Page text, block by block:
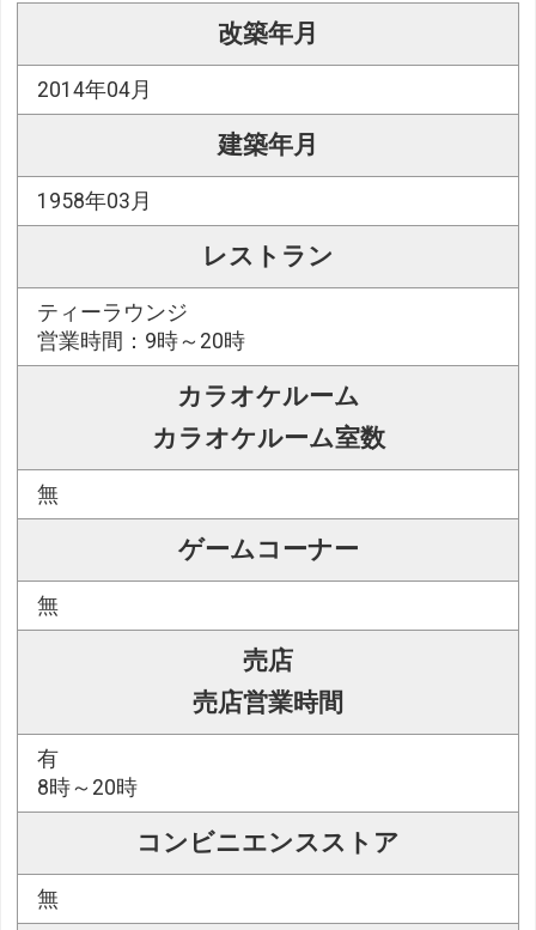
改築年月
2014年04月
建築年月
1958年03月
レストラン
ティーラウンジ
営業時間：9時～20時
カラオケルーム
カラオケルーム室数
無
ゲームコーナー
無
売店
売店営業時間
有
8時～20時
コンビニエンスストア
無